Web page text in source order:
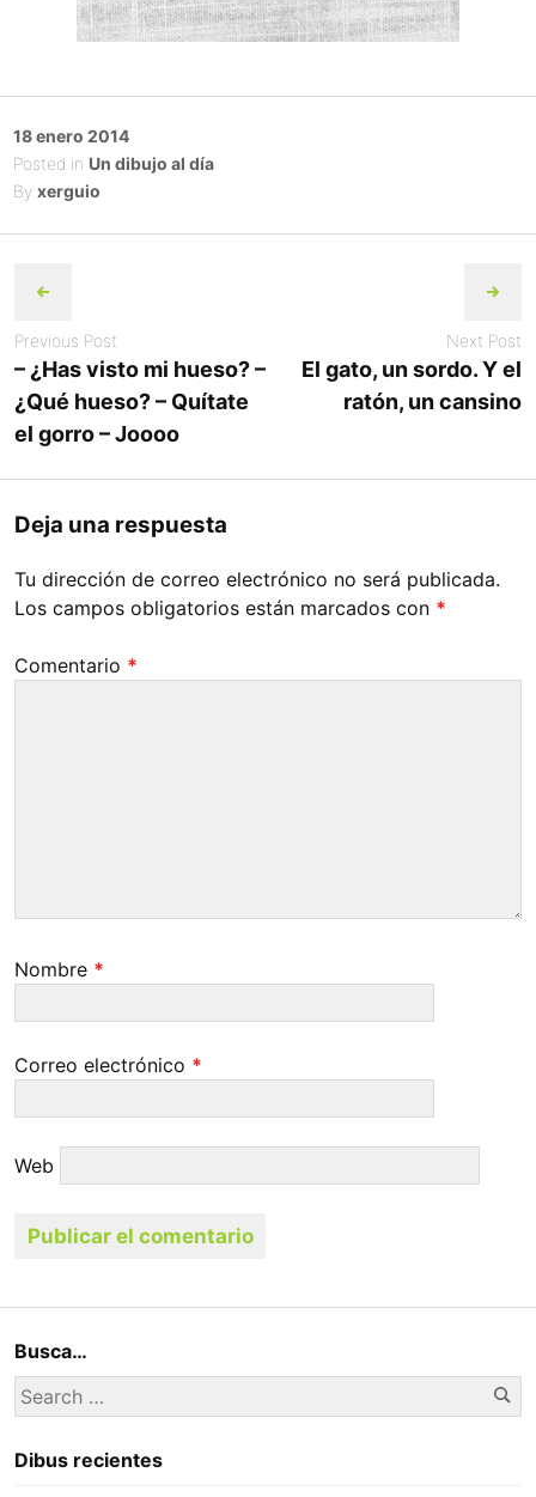
Posted
on
18 enero 2014
Posted in Un dibujo al día
By xerguio
navigation
Previous Post
– ¿Has visto mi hueso? –
¿Qué hueso? – Quítate
el gorro – Joooo
Next Post
El gato, un sordo. Y el
ratón, un cansino
Deja una respuesta
Tu dirección de correo electrónico no será publicada.
Los campos obligatorios están marcados con *
Comentario *
Nombre *
Correo electrónico *
Web
Busca…
Search
for:
Dibus recientes